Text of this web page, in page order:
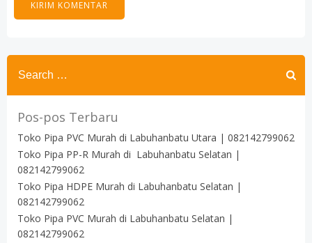
Search
for:
Pos-pos Terbaru
Toko Pipa PVC Murah di Labuhanbatu Utara | 082142799062
Toko Pipa PP-R Murah di Labuhanbatu Selatan |
082142799062
Toko Pipa HDPE Murah di Labuhanbatu Selatan |
082142799062
Toko Pipa PVC Murah di Labuhanbatu Selatan |
082142799062